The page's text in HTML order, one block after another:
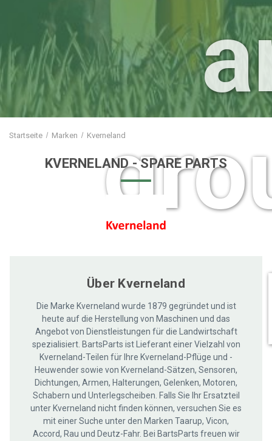
care
Startseite Marken Kverneland
KVERNELAND- SPARE PARTS
Über Kverneland
Die Marke Kverneland wurde 1879 gegründet und ist
heute auf die Herstellung von Maschinen und das
Angebot von Dienstleistungen für die Landwirtschaft
spezialisiert. BartsParts ist Lieferant einer Vielzahl von
Kverneland-Teilen für Ihre Kverneland-Pflüge und -
Heuwender sowie von Kverneland-Sätzen, Sensoren,
Dichtungen, Armen, Halterungen, Gelenken, Motoren,
Schabern und Unterlegscheiben. Falls Sie Ihr Ersatzteil
unter Kverneland nicht finden können, versuchen Sie es
mit einer Suche unter den Marken Taarup, Vicon,
Accord, Rau und Deutz-Fahr. Bei BartsParts freuen wir